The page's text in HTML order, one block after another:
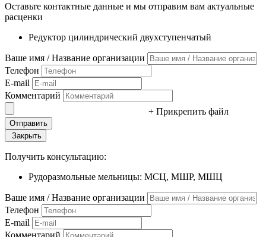
Оставьте контактные данные и мы отправим вам актуальные
расценки
Редуктор цилиндрический двухступенчатый
Ваше имя / Название организации
Телефон
E-mail
Комментарий
+ Прикрепить файл
Закрыть
Получить консультацию:
Рудоразмольные мельницы: МСЦ, МШР, МШЦ
Ваше имя / Название организации
Телефон
E-mail
Комментарий